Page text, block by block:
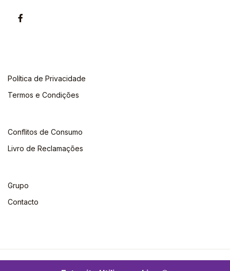
Política de Privacidade
Termos e Condições
Conflitos de Consumo
Livro de Reclamações
Grupo
Contacto